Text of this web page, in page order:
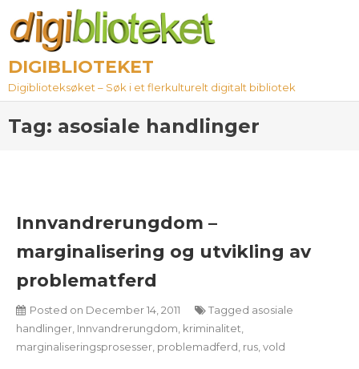
content
DIGIBLIOTEKET
Digiblioteksøket – Søk i et flerkulturelt digitalt bibliotek
Tag: asosiale handlinger
Innvandrerungdom –
marginalisering og utvikling av
problematferd
Posted on December 14, 2011 Tagged asosiale
handlinger Innvandrerungdom kriminalitet
marginaliseringsprosesser problemadferd rus vold